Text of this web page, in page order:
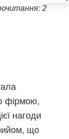
2
фірмою,
нагоди
що